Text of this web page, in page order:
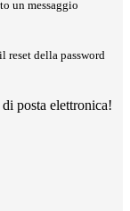
un messaggio
reset della password
posta elettronica!